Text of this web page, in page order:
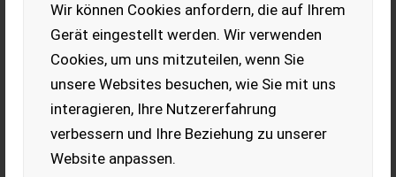
Wir können Cookies anfordern, die auf Ihrem
Gerät eingestellt werden. Wir verwenden
Cookies, um uns mitzuteilen, wenn Sie
unsere Websites besuchen, wie Sie mit uns
interagieren, Ihre Nutzererfahrung
verbessern und Ihre Beziehung zu unserer
Website anpassen.
Krone GX 440
Vorführmaschine 2024 - prompt verfügbar
Transportwagen - mit 44m³ Fassungsvermögen - mit
Knickdeichsel - mit hydraulischer Deichselfe...
EUR 114.011 inkl. 20 % MwSt.